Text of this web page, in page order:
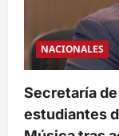
NACIONALES
Secretaría
estudiantes